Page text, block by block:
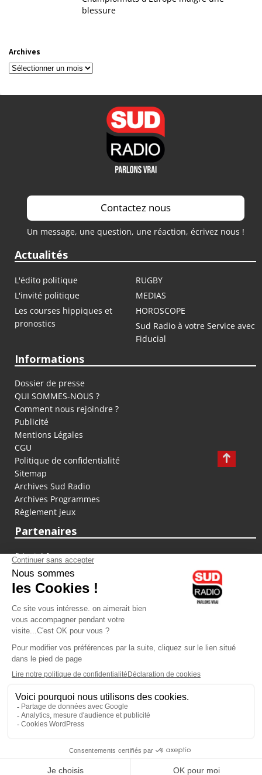
blessure
Archives
Archives
Contactez nous
Un message, une question, une réaction, écrivez nous !
Actualités
L'édito politique
RUGBY
L'invité politique
MEDIAS
Les courses hippiques et
pronostics
HOROSCOPE
Sud Radio à votre Service avec
Fiducial
Informations
Dossier de presse
QUI SOMMES-NOUS ?
Comment nous rejoindre ?
Publicité
Mentions Légales
CGU
Politique de confidentialité
Sitemap
Archives Sud Radio
Archives Programmes
Règlement jeux
Partenaires
fiducial.fr
lyoncapitale.fr
olympique-et-lyonnais.com
L'application Iphone / Android
Téléchargez l'application
Les cookies
Gestion des cookies
Crédit photos : ©Sud Radio / Pierre Olivier
Noémie Halioua
Jon Rakotozafy